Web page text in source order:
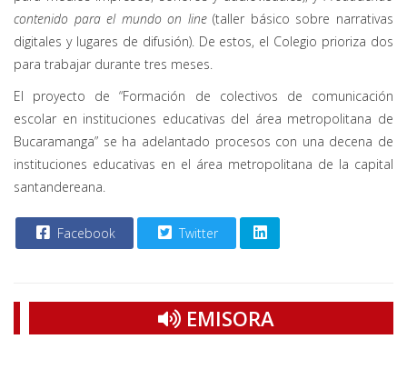
contenido para el mundo on line(taller básico sobre narrativas
digitales y lugares de difusión). De estos, el Colegio prioriza dos
para trabajar durante tres meses.
El proyecto de “Formación de colectivos de comunicación
escolar en instituciones educativas del área metropolitana de
Bucaramanga” se ha adelantado procesos con una decena de
instituciones educativas en el área metropolitana de la capital
santandereana.
Facebook Twitter
EMISORA